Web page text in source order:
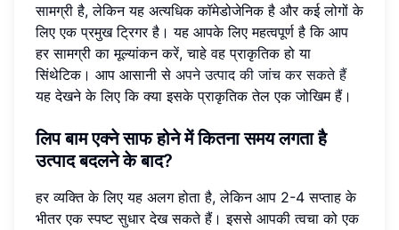
सामग्री है, लेकिन यह अत्यधिक कॉमेडोजेनिक है और कई लोगों के
लिए एक प्रमुख ट्रिगर है। यह आपके लिए महत्वपूर्ण है कि आप
हर सामग्री का मूल्यांकन करें, चाहे वह प्राकृतिक हो या
सिंथेटिक। आप आसानी से अपने उत्पाद की जांच कर सकते हैं
यह देखने के लिए कि क्या इसके प्राकृतिक तेल एक जोखिम हैं।
लिप बाम एक्ने साफ होने में कितना समय लगता है
उत्पाद बदलने के बाद?
हर व्यक्ति के लिए यह अलग होता है, लेकिन आप 2-4 सप्ताह के
भीतर एक स्पष्ट सुधार देख सकते हैं। इससे आपकी त्वचा को एक